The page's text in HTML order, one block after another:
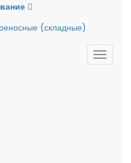
(складные)